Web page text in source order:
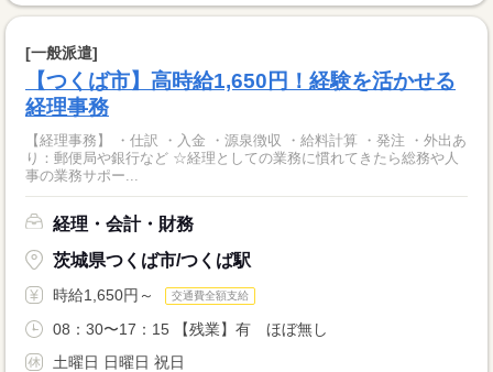
[一般派遣]
【つくば市】高時給1,650円！経験を活かせる
経理事務
【経理事務】 ・仕訳 ・入金 ・源泉徴収 ・給料計算 ・発注 ・外出あ
り：郵便局や銀行など ☆経理としての業務に慣れてきたら総務や人
事の業務サポー...
経理・会計・財務
茨城県つくば市/つくば駅
時給1,650円～ 交通費全額支給
08：30〜17：15 【残業】有 ほぼ無し
土曜日 日曜日 祝日